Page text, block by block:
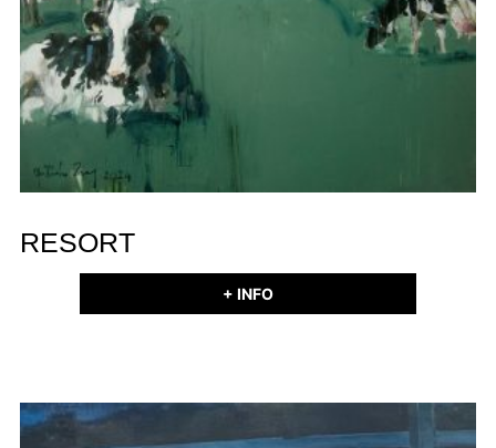
RESORT
+ INFO